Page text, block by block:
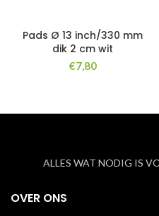
Pads Ø 13 inch/330 mm
dik 2 cm wit
€7,80
ALLES WAT NODIG IS
OVER ONS